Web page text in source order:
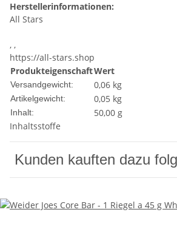
Herstellerinformationen:
All Stars
, ,
https://all-stars.shop
ProdukteigenschaftWert
Versandgewicht: 0,06 kg
Artikelgewicht: 0,05 kg
Inhalt:
50,00 g
Inhaltsstoffe
Kunden kauften dazu